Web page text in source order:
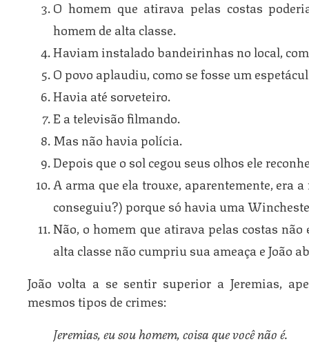
O homem que atirava pelas costas
homem de alta classe.
Haviam instalado bandeirinhas no local,
O povo aplaudiu, como se fosse um
Havia até sorveteiro.
E a televisão filmando.
Mas não havia polícia.
Depois que o sol cegou seus olhos ele
A arma que ela trouxe, aparentemente, era
conseguiu?) porque só havia uma
Não, o homem que atirava pelas costas não
alta classe não cumpriu sua ameaça e João
João volta a se sentir superior a Jeremias,
mesmos tipos de crimes:
Jeremias, eu sou homem, coisa que você não é.